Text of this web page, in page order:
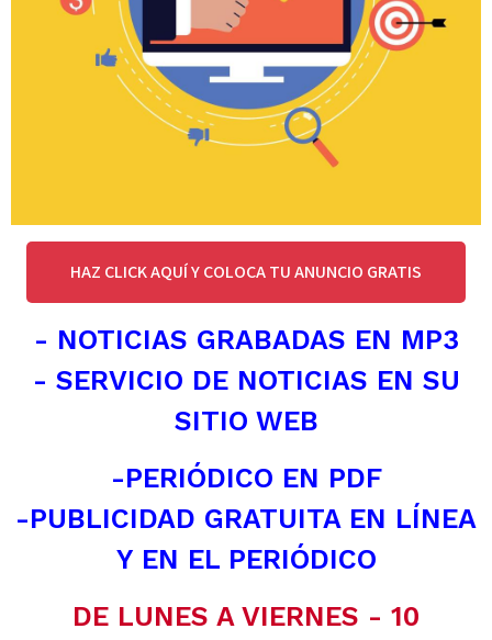
HAZ CLICK AQUÍ Y COLOCA TU ANUNCIO GRATIS
- NOTICIAS GRABADAS EN MP3
- SERVICIO DE NOTICIAS EN SU
SITIO WEB
-PERIÓDICO EN PDF
-PUBLICIDAD GRATUITA EN LÍNEA
Y EN EL PERIÓDICO
DE LUNES A VIERNES - 10